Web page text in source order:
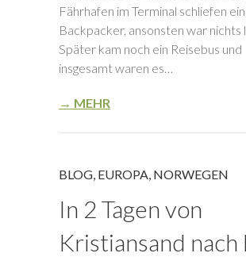
Fährhafen im Terminal schliefen
Backpacker, ansonsten war nichts
Später kam noch ein Reisebus und
insgesamt waren es…
→ MEHR
BLOG EUROPA NORWEGEN
In 2 Tagen von
Kristiansand nach